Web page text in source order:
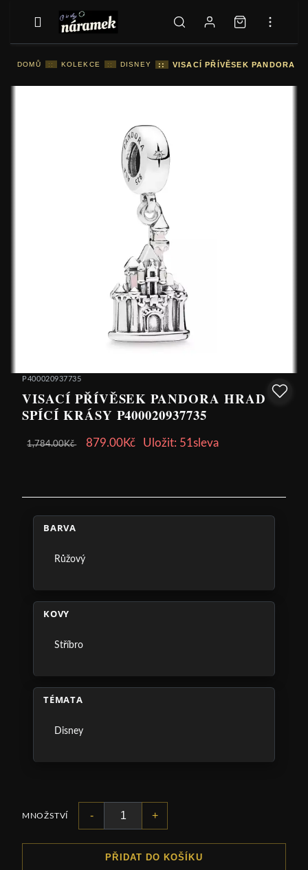
DOMŮ :: KOLEKCE :: DISNEY :: VISACÍ PŘÍVĚSEK PANDORA
P400020937735
VISACÍ PŘÍVĚSEK PANDORA HRAD
SPÍCÍ KRÁSY P400020937735
1,784.00Kč 879.00Kč Uložit: 51sleva
BARVA
Růžový
KOVY
Stříbro
TÉMATA
Disney
MNOŽSTVÍ - +
PŘIDAT DO KOŠÍKU